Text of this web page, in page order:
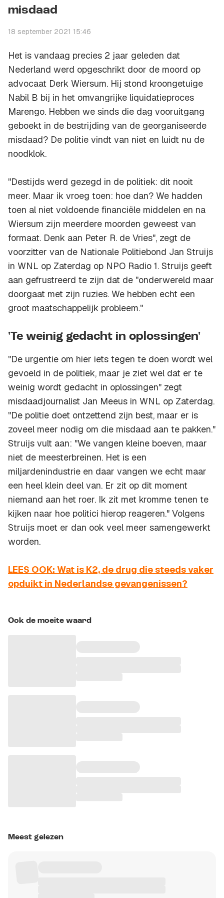
misdaad
18 september 2021 15:46
Het is vandaag precies 2 jaar geleden dat
Nederland werd opgeschrikt door de moord op
advocaat Derk Wiersum. Hij stond kroongetuige
Nabil B bij in het omvangrijke liquidatieproces
Marengo. Hebben we sinds die dag vooruitgang
geboekt in de bestrijding van de georganiseerde
misdaad? De politie vindt van niet en luidt nu de
noodklok.
''Destijds werd gezegd in de politiek: dit nooit
meer. Maar ik vroeg toen: hoe dan? We hadden
toen al niet voldoende financiële middelen en na
Wiersum zijn meerdere moorden geweest van
formaat. Denk aan Peter R. de Vries", zegt de
voorzitter van de Nationale Politiebond Jan Struijs
in WNL op Zaterdag op NPO Radio 1. Struijs geeft
aan gefrustreerd te zijn dat de ''onderwereld maar
doorgaat met zijn ruzies. We hebben echt een
groot maatschappelijk probleem."
'Te weinig gedacht in oplossingen'
"De urgentie om hier iets tegen te doen wordt wel
gevoeld in de politiek, maar je ziet wel dat er te
weinig wordt gedacht in oplossingen" zegt
misdaadjournalist Jan Meeus in WNL op Zaterdag.
"De politie doet ontzettend zijn best, maar er is
zoveel meer nodig om die misdaad aan te pakken."
Struijs vult aan: "We vangen kleine boeven, maar
niet de meesterbreinen. Het is een
miljardenindustrie en daar vangen we echt maar
een heel klein deel van. Er zit op dit moment
niemand aan het roer. Ik zit met kromme tenen te
kijken naar hoe politici hierop reageren." Volgens
Struijs moet er dan ook veel meer samengewerkt
worden.
LEES OOK: Wat is K2, de drug die steeds vaker
opduikt in Nederlandse gevangenissen?
Ook de moeite waard
Meest gelezen